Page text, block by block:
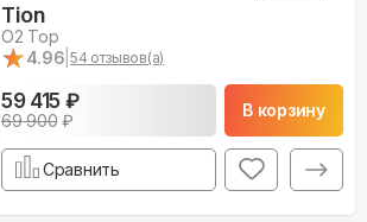
Tion
O2 Top
★
★4.96 |54 отзывов(а)
59 415 ₽
69 900₽
В корзину
Сравнить